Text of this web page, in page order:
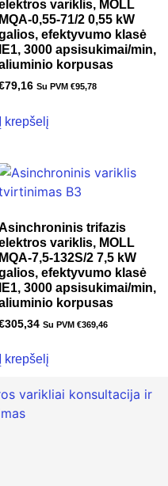
variklis, MOLL
MQA-0,55-71/2 0,55 kW
efektyvumo klasė
IE1, 3000 apsisukimai/min,
korpusas
79,16 Su PVM €95,78
Į krepšelį
trifazis
variklis, MOLL
MQA-7,5-132S/2 7,5 kW
efektyvumo klasė
IE1, 3000 apsisukimai/min,
korpusas
305,34 Su PVM €369,46
Į krepšelį